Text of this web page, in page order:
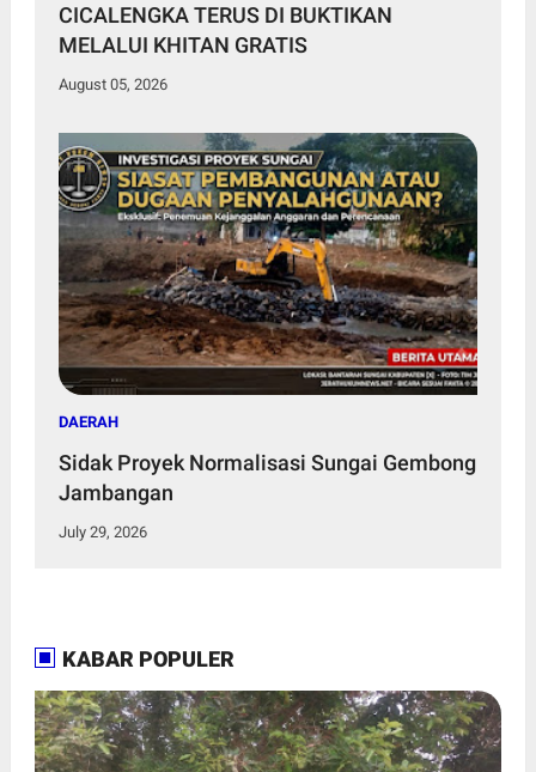
CICALENGKA TERUS DI BUKTIKAN
MELALUI KHITAN GRATIS
August 05, 2026
DAERAH
Sidak Proyek Normalisasi Sungai Gembong
Jambangan
July 29, 2026
KABAR POPULER